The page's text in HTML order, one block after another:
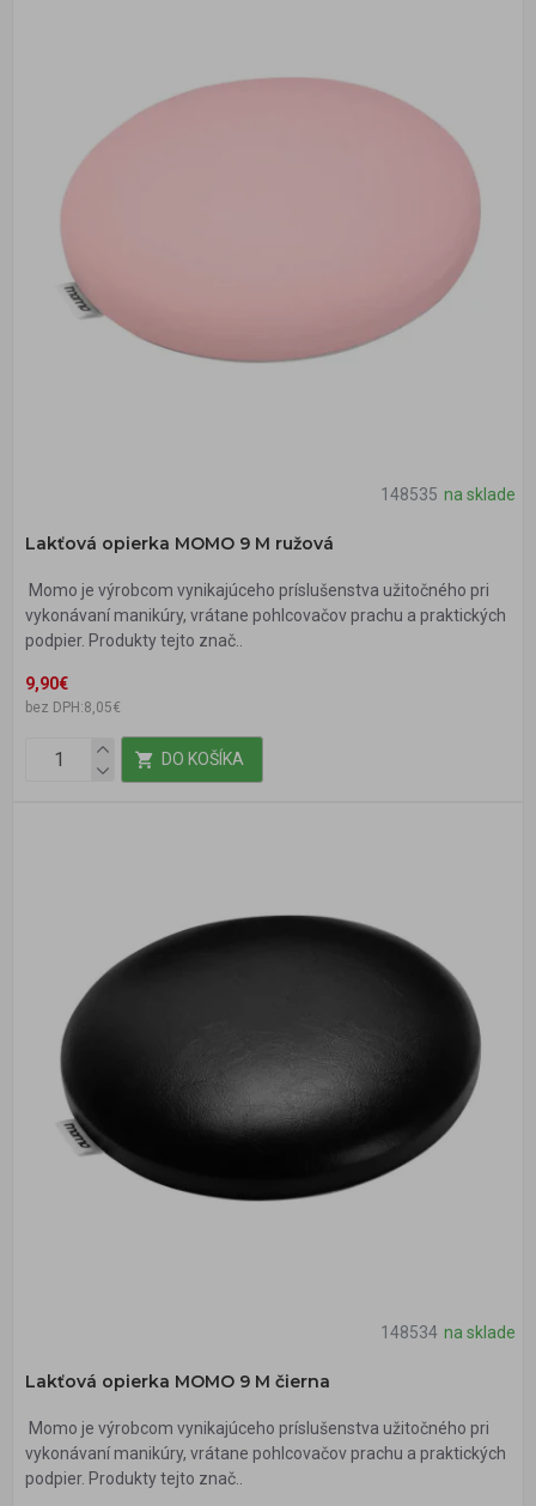
148535 na sklade
Lakťová opierka MOMO 9 M ružová
Momo je výrobcom vynikajúceho príslušenstva užitočného pri
vykonávaní manikúry, vrátane pohlcovačov prachu a praktických
podpier. Produkty tejto znač..
9,90€
bez DPH:8,05€
DO KOŠÍKA
148534 na sklade
Lakťová opierka MOMO 9 M čierna
Momo je výrobcom vynikajúceho príslušenstva užitočného pri
vykonávaní manikúry, vrátane pohlcovačov prachu a praktických
podpier. Produkty tejto znač..